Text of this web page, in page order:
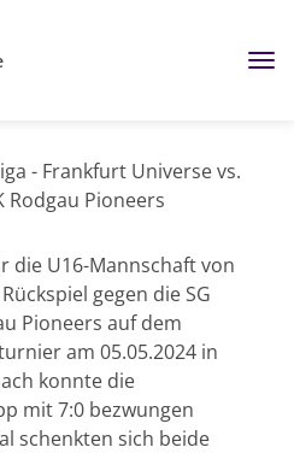
- Frankfurt Universe vs.
Rodgau Pioneers
die U16-Mannschaft von
gegen die SG
Pioneers auf dem
am 05.05.2024 in
konnte die
mit 7:0 bezwungen
schenkten sich beide